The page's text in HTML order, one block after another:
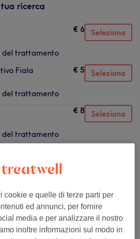
ricerca
trattamento
€ 6 Seleziona
Fiala
trattamento
€ 5 Seleziona
trattamento
€ 8 Seleziona
del trattamento
del trattamento
€ 35 Seleziona
cookie e quelle di terze parti per
ed annunci, per fornire
media e per analizzare il nostro
inoltre informazioni sul modo in